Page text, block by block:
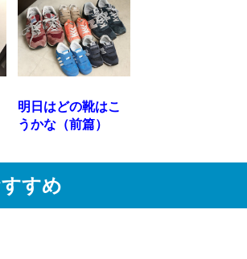
明日はどの靴はこ
うかな（前篇）
すめ